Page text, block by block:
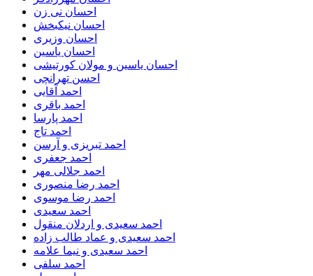
احسان نی زن
احسان نیکبخش
احسان وزیری
احسان یاسین
احسان یاسین و مولان کورتیشی
احسن تهرانچی
احمد آقایی
احمد باقری
احمد پارسا
احمد تاج
احمد تبریزی و آرسن
احمد جعفری
احمد جلالی مهر
احمد رضا منصوری
احمد رضا موسوی
احمد سعیدی
احمد سعیدی و اردلان منقول
احمد سعیدی و عماد طالب زاده
احمد سعیدی و نیما علامه
احمد سلفی